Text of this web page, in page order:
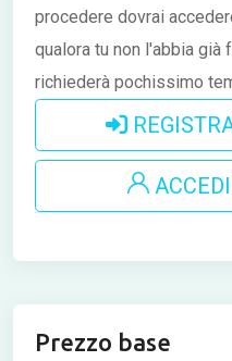
procedere dovrai
qualora tu non l'abbia già
richiederà pochissimo
Prezzo base